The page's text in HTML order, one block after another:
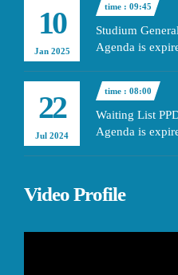
10
Jan 2025
time : 09:45
Studium
Agenda is
22
Jul 2024
time : 08:00
Waiting List
Agenda is
Video Profile